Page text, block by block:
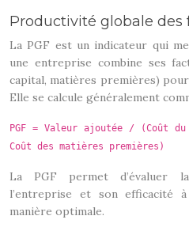
Productivité globale des
La PGF est un indicateur qui
une entreprise combine ses
capital, matières premières)
Elle se calcule généralement
PGF = Valeur ajoutée / (Coût
Coût des matières premières)
La PGF permet d’évaluer
l’entreprise et son efficacité
manière optimale.